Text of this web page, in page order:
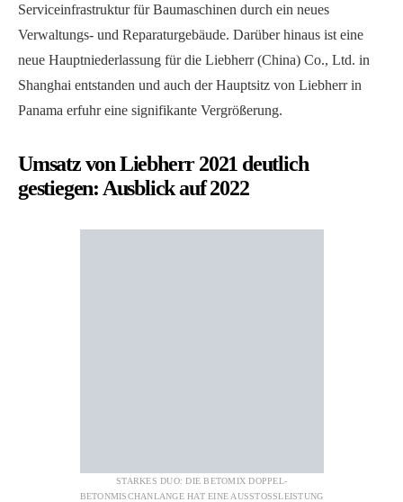
Serviceinfrastruktur für Baumaschinen durch ein neues
Verwaltungs- und Reparaturgebäude. Darüber hinaus ist eine
neue Hauptniederlassung für die Liebherr (China) Co., Ltd. in
Shanghai entstanden und auch der Hauptsitz von Liebherr in
Panama erfuhr eine signifikante Vergrößerung.
Umsatz von Liebherr 2021 deutlich
gestiegen: Ausblick auf 2022
STARKES DUO: DIE BETOMIX DOPPEL-
BETONMISCHANLANGE HAT EINE AUSSTOSSLEISTUNG V